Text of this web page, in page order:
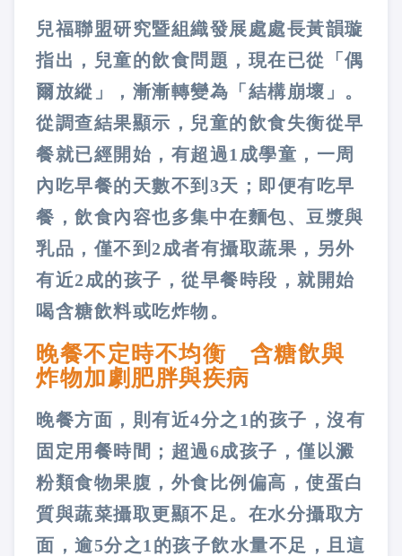
兒福聯盟研究暨組織發展處處長黃韻璇
指出，兒童的飲食問題，現在已從「偶
爾放縱」，漸漸轉變為「結構崩壞」。
從調查結果顯示，兒童的飲食失衡從早
餐就已經開始，有超過1成學童，一周
內吃早餐的天數不到3天；即便有吃早
餐，飲食內容也多集中在麵包、豆漿與
乳品，僅不到2成者有攝取蔬果，另外
有近2成的孩子，從早餐時段，就開始
喝含糖飲料或吃炸物。
晚餐不定時不均衡 含糖飲與
炸物加劇肥胖與疾病
晚餐方面，則有近4分之1的孩子，沒有
固定用餐時間；超過6成孩子，僅以澱
粉類食物果腹，外食比例偏高，使蛋白
質與蔬菜攝取更顯不足。在水分攝取方
面，逾5分之1的孩子飲水量不足，且這